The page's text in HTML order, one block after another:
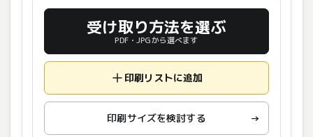
受け取り方法を選ぶ
PDF・JPGから選べます
印刷リストに追加
印刷サイズを検討する →